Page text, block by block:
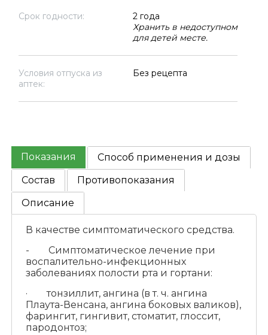
Срок годности:
2 года
Хранить в недоступном
для детей месте.
Условия отпуска из
аптек:
Без рецепта
Показания
Способ применения и дозы
Состав
Противопоказания
Описание
В качестве симптоматического средства.
- Симптоматическое лечение при
воспалительно-инфекционных
заболеваниях полости рта и гортани:
· тонзиллит, ангина (в т. ч. ангина
Плаута-Венсана, ангина боковых валиков),
фарингит, гингивит, стоматит, глоссит,
пародонтоз;